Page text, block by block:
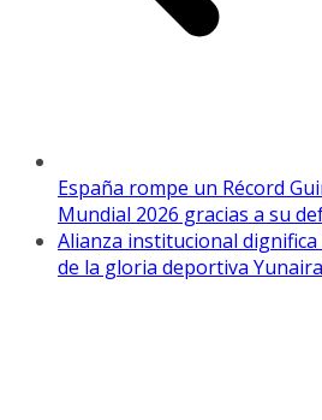
España rompe un Récord
Mundial 2026 gracias a su
Alianza institucional dignifica
de la gloria deportiva